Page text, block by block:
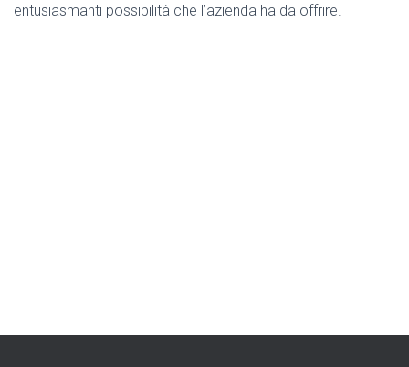
entusiasmanti possibilità che l’azienda ha da offrire.